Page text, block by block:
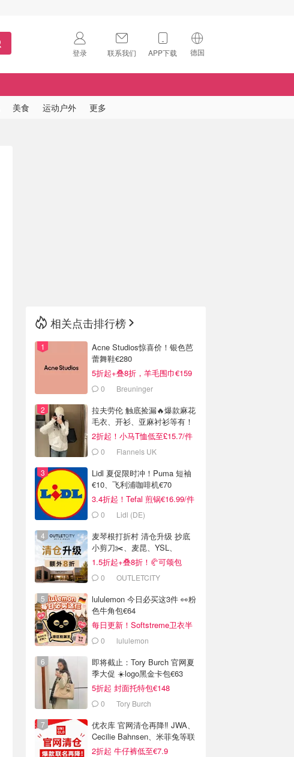
登录 联系我们 APP下载 德国
🇺🇸
美食 运动户外 更多
相关点击排行榜
Acne Studios惊喜价！银色芭
蕾舞鞋€280
5折起+叠8折，羊毛围巾€159
0 Breuninger
拉夫劳伦 触底捡漏🔥爆款麻花
毛衣、开衫、亚麻衬衫等有！
2折起！小马T恤低至£15.7/件
0 Flannels UK
Lidl 夏促限时冲！Puma 短袖
€10、飞利浦咖啡机€70
3.4折起！Tefal 煎锅€16.99/件
0 Lidl (DE)
麦琴根打折村 清仓升级 抄底
小剪刀✂️、麦昆、YSL、
Barbour等
1.5折起+叠8折！🥐可颂包
€44.79
0
OUTLETCITY
lululemon 今日必买这3件 👀粉
色牛角包€64
每日更新！Softstreme卫衣半
价 0 lululemon
即将截止：Tory Burch 官网夏
季大促 ☀️logo黑金卡包€63
5折起 封面托特包€148
0 Tory Burch
优衣库 官网清仓再降‼️ JWA、
Cecilie Bahnsen、米菲兔等联
名
2折起 牛仔裤低至€7.9